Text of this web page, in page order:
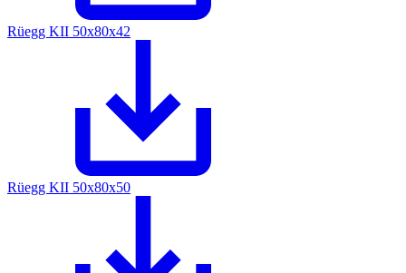
Rüegg KII 50x80x42
Rüegg KII 50x80x50